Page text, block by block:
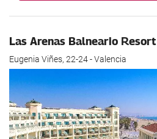
Las Arenas Balneario Resort
Eugenia Viñes, 22-24 - Valencia